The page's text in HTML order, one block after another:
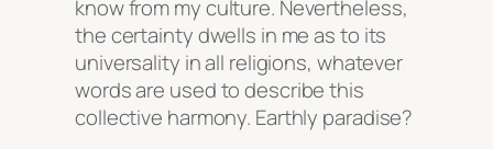
know from my culture. Nevertheless,
the certainty dwells in me as to its
universality in all religions, whatever
words are used to describe this
collective harmony. Earthly paradise?